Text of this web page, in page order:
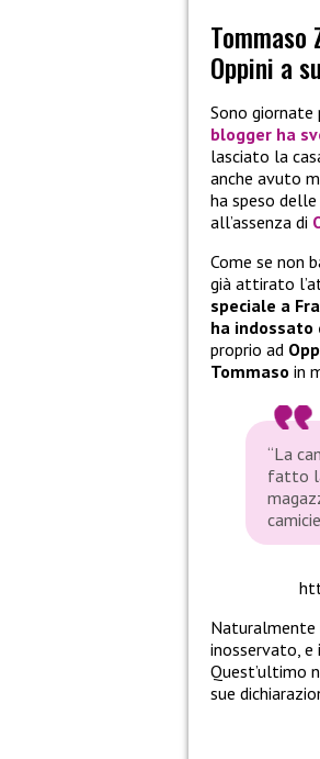
Oppini a
Sono
blogger ha
lasciato la
anche avuto
ha speso
all’assenza di
Come se non
già attirato
speciale a
ha
proprio ad
Tommaso in
“La
fatto
Naturalmente
inosservato,
Quest’ultimo
sue